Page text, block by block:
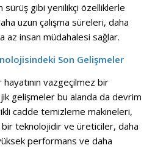
gibi yenilikçi özelliklerle
uzun çalışma süreleri, daha
az insan müdahalesi sağlar.
Son Gelişmeler
vazgeçilmez bir
gelişmeler bu alanda da devrim
cadde temizleme makineleri,
teknolojidir ve üreticiler, daha
performans ve daha